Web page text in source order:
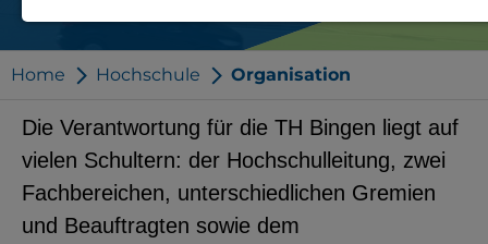
Home Hochschule Organisation
Die Verantwortung für die TH Bingen liegt auf
vielen Schultern: der Hochschulleitung, zwei
Fachbereichen, unterschiedlichen Gremien
und Beauftragten sowie dem
Notwendige Cookies zur Session-
Verwaltung und für die generelle
notwendig).